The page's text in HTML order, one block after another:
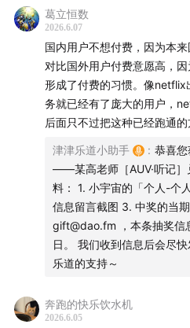
葛立恒数
2026.6.07
国内用户不想付费，因为本
对比国外用户付费意愿高，
形成了付费的习惯。像netflix
务就已经有了庞大的用户，
后面只不过把这种已经跑通的
津津乐道小助手 : 恭喜
——某高老师［AUV·听记］
料： 1. 小宇宙的「个人-个
信息留言截图 3. 中奖的当
gift@dao.fm ，本条抽奖信
日。 我们收到信息后会尽
乐道的支持～
奔跑的快乐饮水机
2026.6.05